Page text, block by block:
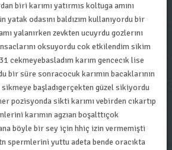
biri karımı yatırmıs koltuga amını
yatak odasını baldızım kullanıyordu bir
yalanırken zevkten ucuyrdu gozlerını
oksuyordu cok etkilendim sikim
cekmeyebasladım karım gencecık lise
bir süre sonracocuk karımın bacaklarının
sikmeye başladıgerçekten güzel sikiyordu
pozisyonda sikti karımı vebirden cıkartıp
karımın agzıan boşalttıçok
böyle bir sey için hhiç izin vermemişti
spermlerini yuttu adeta bende oracıkta